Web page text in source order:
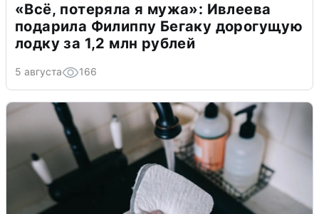
«Всё, потеряла я мужа»: Ивлеева
подарила Филиппу Бегаку дорогущую
лодку за 1,2 млн рублей
5 августа 166